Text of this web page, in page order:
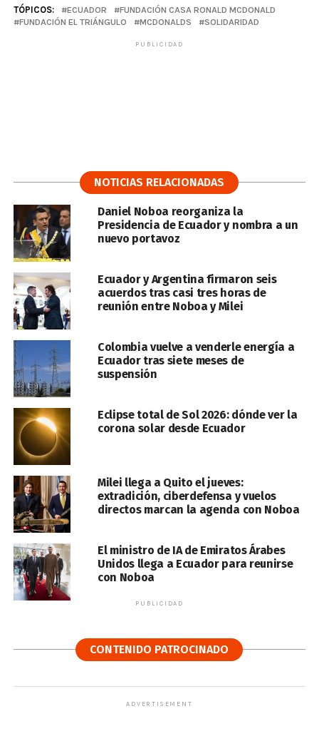
TÓPICOS: ECUADOR
FUNDACIÓN CASA RONALD MCDONALD
FUNDACIÓN EL TRIÁNGULO
MCDONALDS SOLIDARIDAD
PUBLICIDAD
NOTICIAS RELACIONADAS
Daniel Noboa reorganiza la
Presidencia de Ecuador y nombra a un
nuevo portavoz
Ecuador y Argentina firmaron seis
acuerdos tras casi tres horas de
reunión entre Noboa y Milei
Colombia vuelve a venderle energía a
Ecuador tras siete meses de
suspensión
Eclipse total de Sol 2026: dónde ver la
corona solar desde Ecuador
Milei llega a Quito el jueves:
extradición, ciberdefensa y vuelos
directos marcan la agenda con Noboa
El ministro de IA de Emiratos Árabes
Unidos llega a Ecuador para reunirse
con Noboa
PUBLICIDAD
CONTENIDO PATROCINADO
ADVERTISEMENT